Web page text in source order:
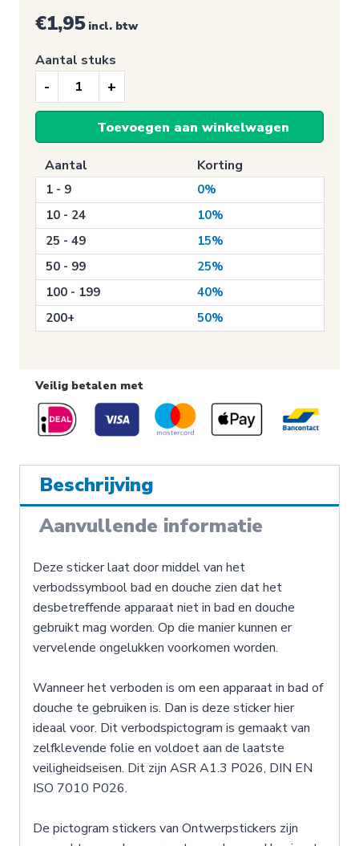
€1,95 incl. btw
Verbodssticker,
Verboden
apparaat
gebruiken
een
bad
of
douche
(P026)
aantal
Aantal stuks
Toevoegen aan winkelwagen
Aantal Korting
1 - 9
0%
10 - 24
10%
25 - 49
15%
50 - 99
25%
100 - 199
40%
200+
50%
Veilig betalen met
Beschrijving
Aanvullende informatie
Deze sticker laat door middel van het
verbodssymbool bad en douche zien dat het
desbetreffende apparaat niet in bad en douche
gebruikt mag worden. Op die manier kunnen er
vervelende ongelukken voorkomen worden.
Wanneer het verboden is om een apparaat in bad of
douche te gebruiken is. Dan is deze sticker hier
ideaal voor. Dit verbodspictogram is gemaakt van
zelfklevende folie en voldoet aan de laatste
veiligheidseisen. Dit zijn ASR A1.3 P026, DIN EN
ISO 7010 P026.
De pictogram stickers van Ontwerpstickers zijn